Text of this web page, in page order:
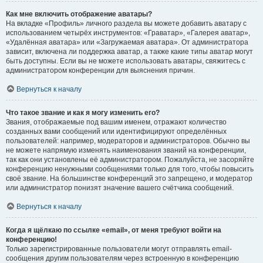
Как мне включить отображение аватары?
На вкладке «Профиль» личного раздела вы можете добавить аватару с
использованием четырёх инструментов: «Граватар», «Галерея аватар»,
«Удалённая аватара» или «Загружаемая аватара». От администратора
зависит, включена ли поддержка аватар, а также какие типы аватар могут
быть доступны. Если вы не можете использовать аватары, свяжитесь с
администратором конференции для выяснения причин.
Вернуться к началу
Что такое звание и как я могу изменить его?
Звания, отображаемые под вашим именем, отражают количество
созданных вами сообщений или идентифицируют определённых
пользователей: например, модераторов и администраторов. Обычно вы
не можете напрямую изменять наименования званий на конференции,
так как они установлены её администратором. Пожалуйста, не засоряйте
конференцию ненужными сообщениями только для того, чтобы повысить
своё звание. На большинстве конференций это запрещено, и модератор
или администратор понизят значение вашего счётчика сообщений.
Вернуться к началу
Когда я щёлкаю по ссылке «email», от меня требуют войти на
конференцию!
Только зарегистрированные пользователи могут отправлять email-
сообщения другим пользователям через встроенную в конференцию